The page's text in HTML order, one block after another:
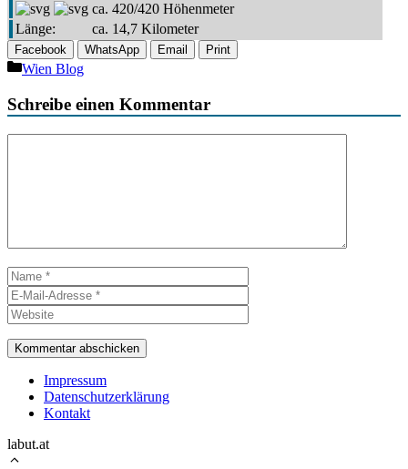
ca. 420/420 Höhenmeter
Länge:
ca. 14,7 Kilometer
Facebook WhatsApp Email Print
Kategorien
Wien Blog
Schreibe einen Kommentar
Name
Mail-
Adresse
Impressum
Datenschutzerklärung
Kontakt
labut.at